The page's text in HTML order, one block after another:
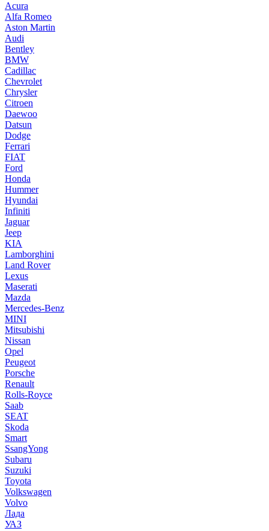
Acura
Alfa Romeo
Aston Martin
Audi
Bentley
BMW
Cadillac
Chevrolet
Chrysler
Citroen
Daewoo
Datsun
Dodge
Ferrari
FIAT
Ford
Honda
Hummer
Hyundai
Infiniti
Jaguar
Jeep
KIA
Lamborghini
Land Rover
Lexus
Maserati
Mazda
Mercedes-Benz
MINI
Mitsubishi
Nissan
Opel
Peugeot
Porsche
Renault
Rolls-Royce
Saab
SEAT
Skoda
Smart
SsangYong
Subaru
Suzuki
Toyota
Volkswagen
Volvo
Лада
УАЗ